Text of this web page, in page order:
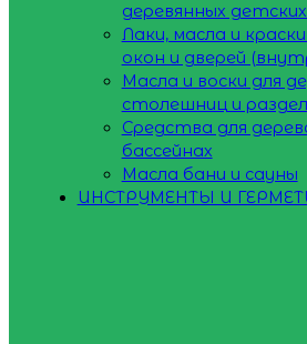
деревянных
Лаки, масла и
окон и дверей
Масла и воски для
столешниц и
Средства для
бассейнах
Масла бани и сауны
ИНСТРУМЕНТЫ И